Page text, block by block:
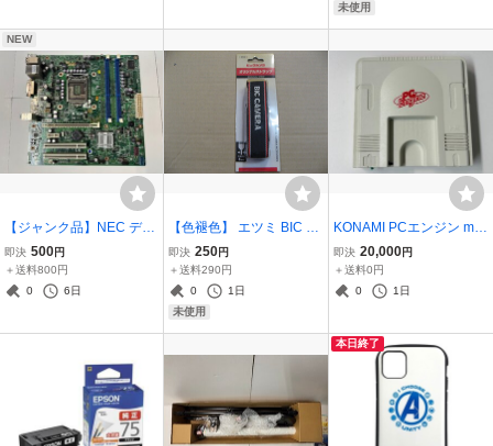
未使用
NEW
【ジャンク品】NEC デス
クトップ用 LGA1156 DD
R3 MicroATX MS-7451 ve
r1.0
即決 500円
＋送料800円
0
6日
【色褪色】 エツミ BIC C
AMERA オリジナルスト
ラップ ST30 【ストラッ
プ幅】 30mm 【先ヒモ
幅】 8mm 一眼カメラ用ス
即決 250円
＋送料290円
0
1日
未使用
KONAMI PCエンジン mini
HTG-008
即決 20,000円
＋送料0円
0
1日
本日終了